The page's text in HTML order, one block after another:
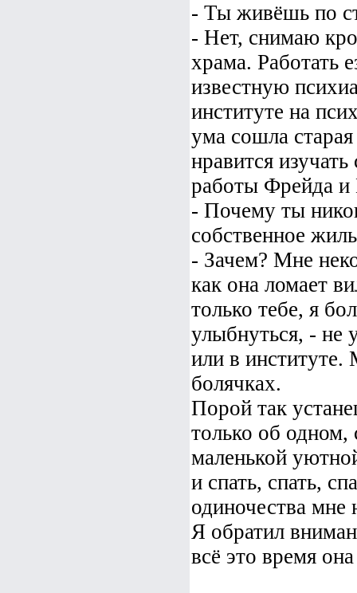
- Ты живёшь по
- Нет, снимаю
храма. Работать
известную
институте на
ума сошла
нравится
работы Фрейда
- Почему ты
собственное
- Зачем? Мне
как она ломает
только тебе, я
улыбнуться, - не
или в институте.
болячках.
Порой так
только об одном,
маленькой
и спать, спать,
одиночества мне
Я обратил
всё это время